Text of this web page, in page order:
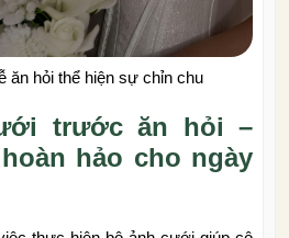
ăn hỏi thể hiện sự chỉn chu
trước ăn hỏi –
hảo cho ngày